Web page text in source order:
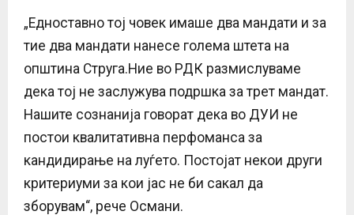
„Едноставно тој човек имаше два мандати и за
тие два мандати нанесе голема штета на
општина Струга.Ние во РДК размислуваме
дека тој не заслужува подршка за трет мандат.
Нашите сознанија говорат дека во ДУИ не
постои квалитативна перфоманса за
кандидирање на луѓето. Постојат некои други
критериуми за кои јас не би сакал да
зборувам“, рече Османи.